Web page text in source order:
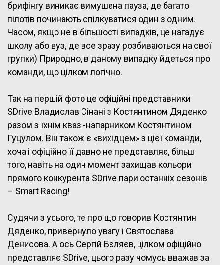
брифінгу виникає вимушена пауза, де багато
пілотів починають спілкуватися один з одним.
Часом, якщо не в більшості випадків, це нагадує
школу або вуз, де все зразу розбиваються на свої
групки) Природно, в даному випадку йдеться про
команди, що цілком логічно.
Так на першій фото це офіційні представники
SDrive Владислав Сінані з Костянтином Дяденко
разом з їхнім квазі-напарником Костянтином
Гуцулом. Він також є «вихідцем» з цієї команди,
хоча і офіційно її давно не представляє, більш
того, навіть на один момент захищав кольори
прямого конкурента SDrive пари останніх сезонів
– Smart Racing!
Судячи з усього, те про що говорив Костянтин
Дяденко, привернуло увагу і Святослава
Денисова. А ось Сергій Бєляєв, цілком офіційно
представляє SDrive, цього разу чомусь вважав за